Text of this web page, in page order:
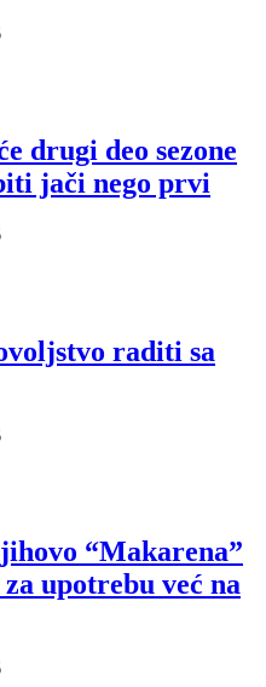
drugi deo sezone
jači nego prvi
raditi sa
“Makarena”
upotrebu već na